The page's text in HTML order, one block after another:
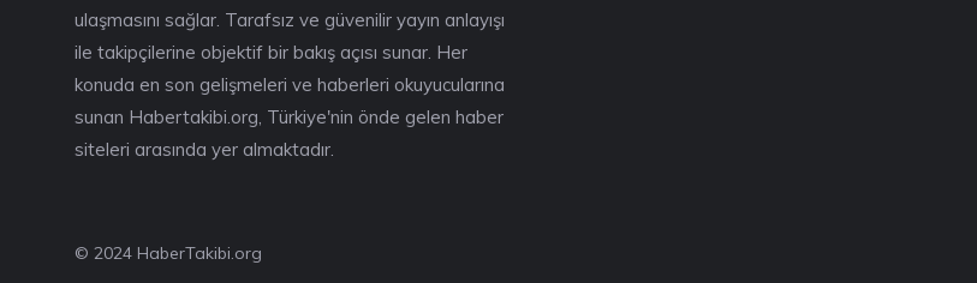
ulaşmasını sağlar. Tarafsız ve güvenilir yayın anlayışı
ile takipçilerine objektif bir bakış açısı sunar. Her
konuda en son gelişmeleri ve haberleri okuyucularına
sunan Habertakibi.org, Türkiye'nin önde gelen haber
siteleri arasında yer almaktadır.
© 2024 HaberTakibi.org